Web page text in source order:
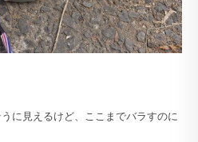
に見えるけど、ここまでバラすのに